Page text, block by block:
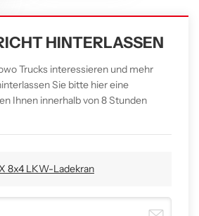
HINTERLASSEN
Trucks interessieren und mehr
Sie bitte hier eine
Ihnen innerhalb von 8 Stunden
8x4 LKW-Ladekran